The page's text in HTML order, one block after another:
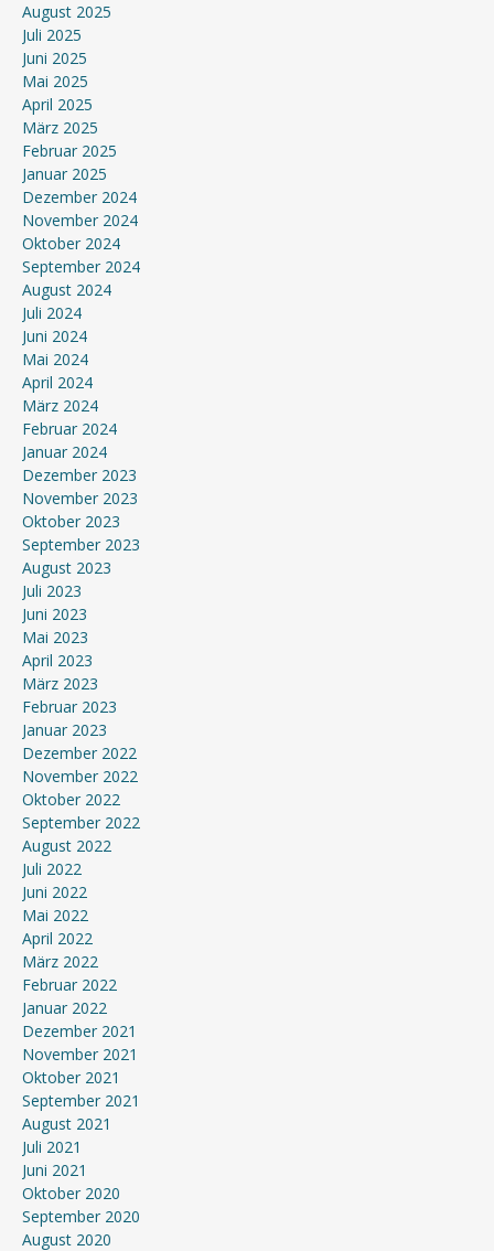
August 2025
Juli 2025
Juni 2025
Mai 2025
April 2025
März 2025
Februar 2025
Januar 2025
Dezember 2024
November 2024
Oktober 2024
September 2024
August 2024
Juli 2024
Juni 2024
Mai 2024
April 2024
März 2024
Februar 2024
Januar 2024
Dezember 2023
November 2023
Oktober 2023
September 2023
August 2023
Juli 2023
Juni 2023
Mai 2023
April 2023
März 2023
Februar 2023
Januar 2023
Dezember 2022
November 2022
Oktober 2022
September 2022
August 2022
Juli 2022
Juni 2022
Mai 2022
April 2022
März 2022
Februar 2022
Januar 2022
Dezember 2021
November 2021
Oktober 2021
September 2021
August 2021
Juli 2021
Juni 2021
Oktober 2020
September 2020
August 2020